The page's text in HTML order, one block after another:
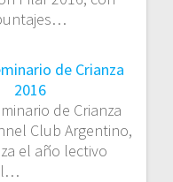
de Crianza
2016
de Crianza
Club Argentino,
el año lectivo